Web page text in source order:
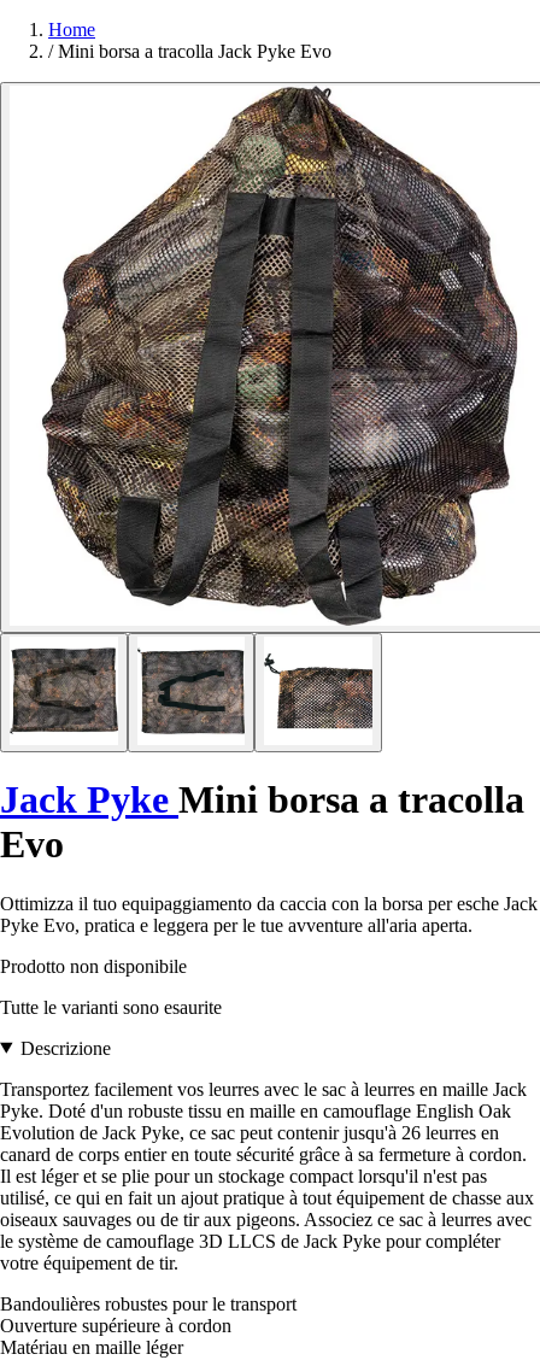
Home
/ Mini borsa a tracolla Jack Pyke Evo
Jack Pyke Mini borsa a tracolla
Evo
Ottimizza il tuo equipaggiamento da caccia con la borsa per esche Jack
Pyke Evo, pratica e leggera per le tue avventure all'aria aperta.
Prodotto non disponibile
Tutte le varianti sono esaurite
Descrizione
Transportez facilement vos leurres avec le sac à leurres en maille Jack
Pyke. Doté d'un robuste tissu en maille en camouflage English Oak
Evolution de Jack Pyke, ce sac peut contenir jusqu'à 26 leurres en
canard de corps entier en toute sécurité grâce à sa fermeture à cordon.
Il est léger et se plie pour un stockage compact lorsqu'il n'est pas
utilisé, ce qui en fait un ajout pratique à tout équipement de chasse aux
oiseaux sauvages ou de tir aux pigeons. Associez ce sac à leurres avec
le système de camouflage 3D LLCS de Jack Pyke pour compléter
votre équipement de tir.
Bandoulières robustes pour le transport
Ouverture supérieure à cordon
Matériau en maille léger